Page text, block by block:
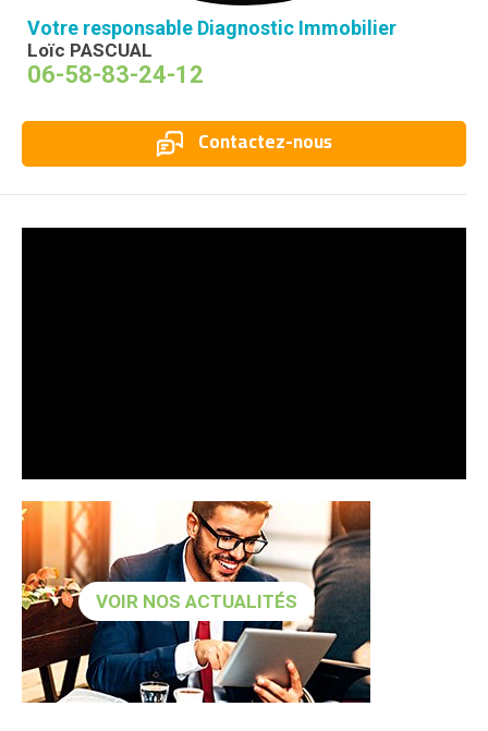
Votre responsable Diagnostic Immobilier
Loïc PASCUAL
06-58-83-24-12
Contactez-nous
VOIR NOS ACTUALITÉS